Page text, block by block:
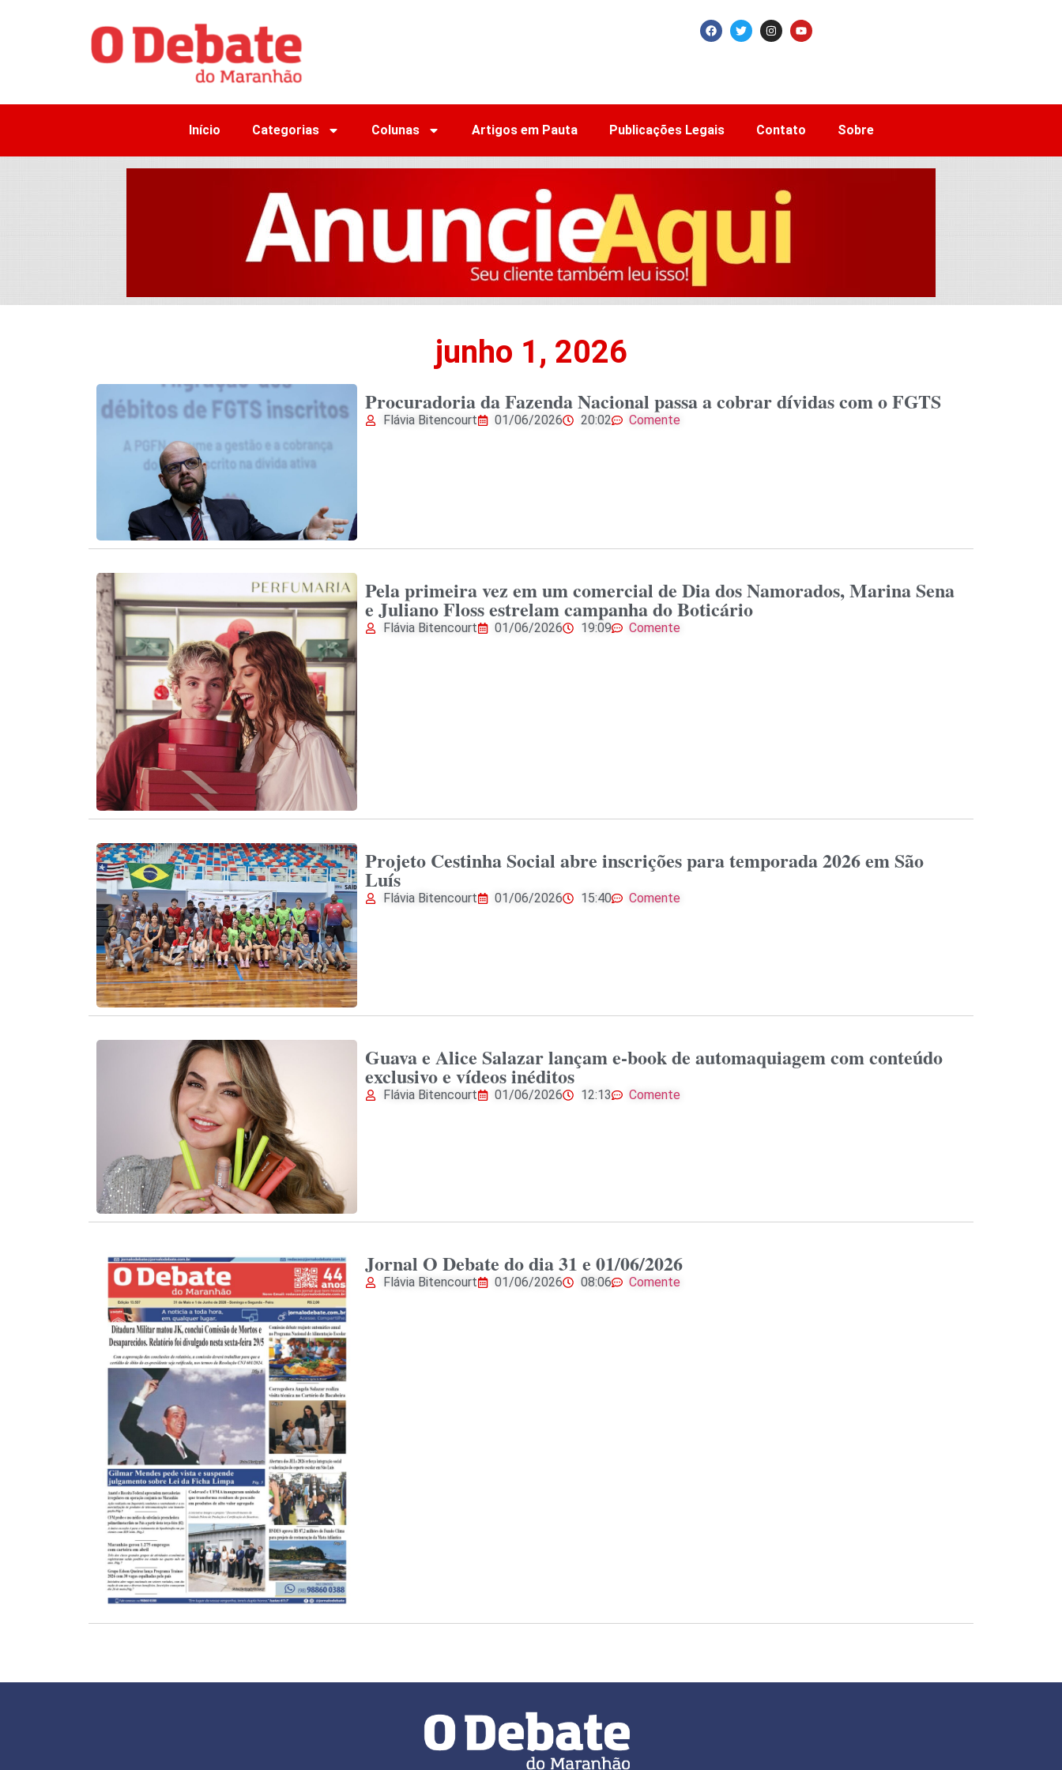
Início Categorias Colunas Artigos em Pauta Publicações Legais Contato Sobre
junho 1, 2026
Procuradoria da Fazenda Nacional passa a cobrar dívidas com o FGTS
Flávia Bitencourt 01/06/2026 20:02 Comente
Pela primeira vez em um comercial de Dia dos Namorados, Marina Sena
e Juliano Floss estrelam campanha do Boticário
Flávia Bitencourt 01/06/2026 19:09 Comente
Projeto Cestinha Social abre inscrições para temporada 2026 em São
Luís
Flávia Bitencourt 01/06/2026 15:40 Comente
Guava e Alice Salazar lançam e-book de automaquiagem com conteúdo
exclusivo e vídeos inéditos
Flávia Bitencourt 01/06/2026 12:13 Comente
Jornal O Debate do dia 31 e 01/06/2026
Flávia Bitencourt 01/06/2026 08:06 Comente